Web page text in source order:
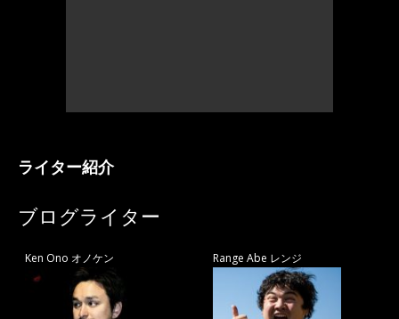
ライター紹介
ブログライター
Ken Ono オノケン Range Abe レンジ